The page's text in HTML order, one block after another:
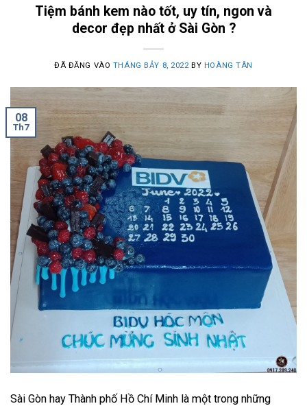
Tiệm bánh kem nào tốt, uy tín, ngon và
decor đẹp nhất ở Sài Gòn ?
ĐÃ ĐĂNG VÀO THÁNG BẢY 8, 2022BY HOÀNG TÂN
08
Th7
Sài Gòn hay Thành phố Hồ Chí Minh là một trong những